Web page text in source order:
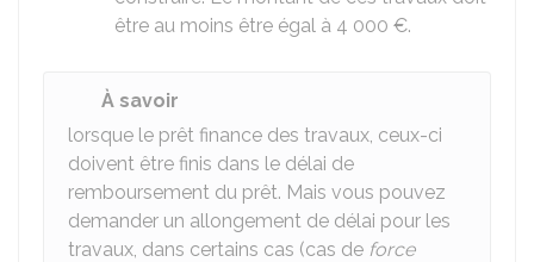
être au moins être égal à 4 000 €.
À savoir
lorsque le prêt finance des travaux, ceux-ci
doivent être finis dans le délai de
remboursement du prêt. Mais vous pouvez
demander un allongement de délai pour les
travaux, dans certains cas (cas de force